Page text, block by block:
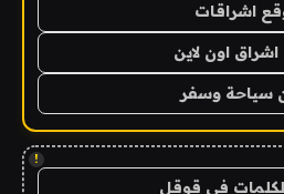
اشراقات
اون لاين
سياحة وسفر
!
في قوقل